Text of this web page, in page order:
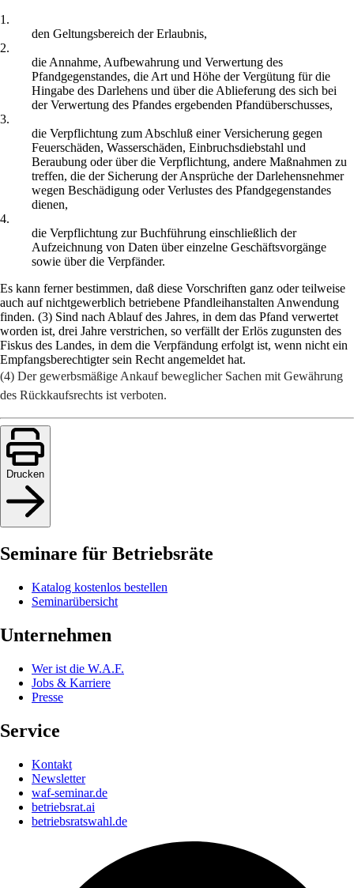
1.
den Geltungsbereich der Erlaubnis,
2.
die Annahme, Aufbewahrung und Verwertung des
Pfandgegenstandes, die Art und Höhe der Vergütung für die
Hingabe des Darlehens und über die Ablieferung des sich bei
der Verwertung des Pfandes ergebenden Pfandüberschusses,
3.
die Verpflichtung zum Abschluß einer Versicherung gegen
Feuerschäden, Wasserschäden, Einbruchsdiebstahl und
Beraubung oder über die Verpflichtung, andere Maßnahmen zu
treffen, die der Sicherung der Ansprüche der Darlehensnehmer
wegen Beschädigung oder Verlustes des Pfandgegenstandes
dienen,
4.
die Verpflichtung zur Buchführung einschließlich der
Aufzeichnung von Daten über einzelne Geschäftsvorgänge
sowie über die Verpfänder.
Es kann ferner bestimmen, daß diese Vorschriften ganz oder teilweise
auch auf nichtgewerblich betriebene Pfandleihanstalten Anwendung
finden. (3) Sind nach Ablauf des Jahres, in dem das Pfand verwertet
worden ist, drei Jahre verstrichen, so verfällt der Erlös zugunsten des
Fiskus des Landes, in dem die Verpfändung erfolgt ist, wenn nicht ein
Empfangsberechtigter sein Recht angemeldet hat.
(4) Der gewerbsmäßige Ankauf beweglicher Sachen mit Gewährung
des Rückkaufsrechts ist verboten.
Drucken
Seminare für Betriebsräte
Katalog kostenlos bestellen
Seminarübersicht
Unternehmen
Wer ist die W.A.F.
Jobs & Karriere
Presse
Service
Kontakt
Newsletter
waf-seminar.de
betriebsrat.ai
betriebsratswahl.de